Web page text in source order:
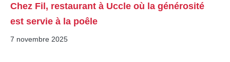
Chez Fil, restaurant à Uccle où la générosité
est servie à la poêle
7 novembre 2025